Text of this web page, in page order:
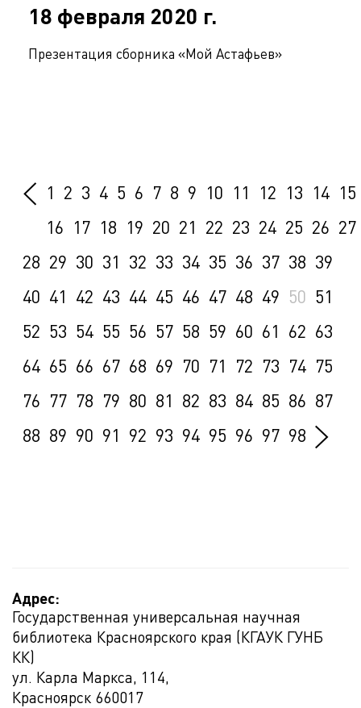
18 февраля 2020 г.
Презентация сборника «Мой Астафьев»
1 2 3 4 5 6 7 8 9 10 11 12 13 14 15
16 17 18 19 20 21 22 23 24 25 26 27
28 29 30 31 32 33 34 35 36 37 38 39
40 41 42 43 44 45 46 47 48 49 50 51
52 53 54 55 56 57 58 59 60 61 62 63
64 65 66 67 68 69 70 71 72 73 74 75
76 77 78 79 80 81 82 83 84 85 86 87
88 89 90 91 92 93 94 95 96 97 98
Адрес:
Государственная универсальная научная
библиотека Красноярского края (КГАУК ГУНБ
КК)
ул. Карла Маркса, 114,
Красноярск 660017